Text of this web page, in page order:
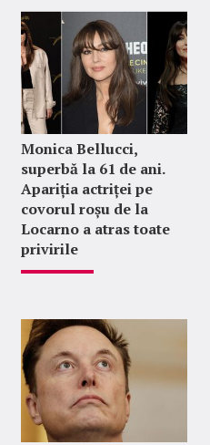
Monica Bellucci,
superbă la 61 de ani.
Apariția actriței pe
covorul roșu de la
Locarno a atras toate
privirile